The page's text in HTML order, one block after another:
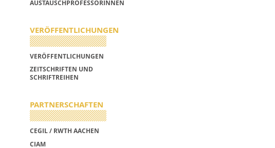
AUSTAUSCHPROFESSORINNEN
VERÖFFENTLICHUNGEN
VERÖFFENTLICHUNGEN
ZEITSCHRIFTEN UND
SCHRIFTREIHEN
PARTNERSCHAFTEN
CEGIL / RWTH AACHEN
CIAM